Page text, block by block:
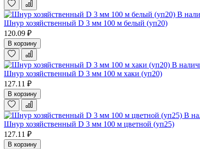
В
Шнур хозяйственный D 3 мм 100 м белый (уп20)
120.09 ₽
В корзину
В
Шнур хозяйственный D 3 мм 100 м хаки (уп20)
127.11 ₽
В корзину
В
Шнур хозяйственный D 3 мм 100 м цветной (уп25)
127.11 ₽
В корзину